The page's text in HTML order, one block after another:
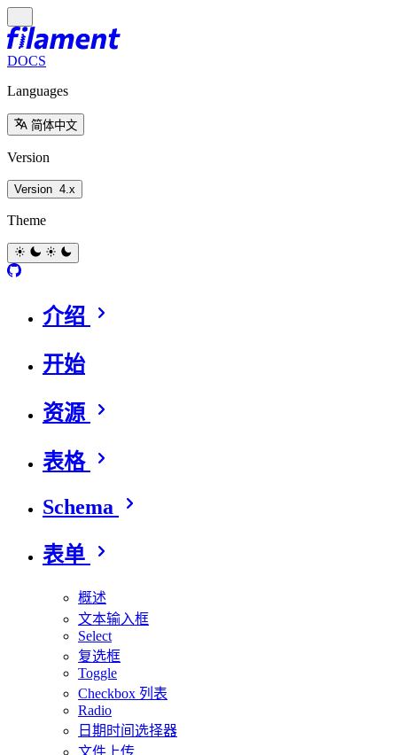
DOCS
Languages
简体中文
Version
Version 4.x
Theme
介绍
开始
资源
表格
Schema
表单
概述
文本输入框
Select
复选框
Toggle
Checkbox 列表
Radio
日期时间选择器
文件上传